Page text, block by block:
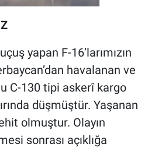
yapan F-16’larımızın
havalanan ve
C-130 tipi askerî kargo
düşmüştür. Yaşanan
olmuştur. Olayın
sonrası açıklığa